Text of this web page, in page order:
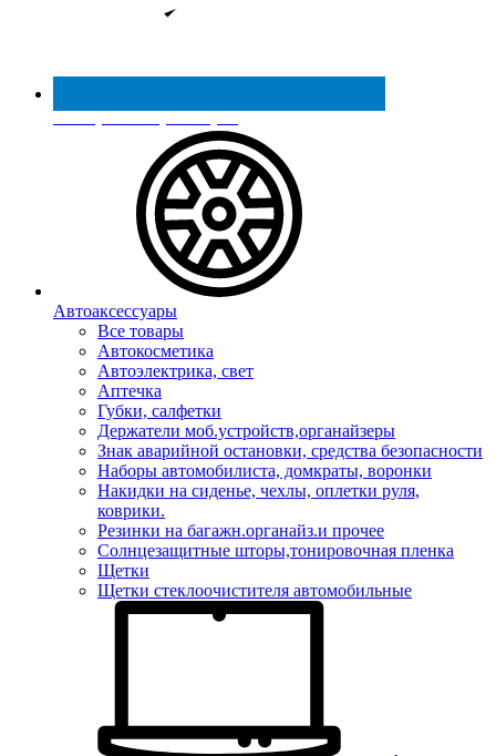
Реестр МинПромТорга
Автоаксессуары
Все товары
Автокосметика
Автоэлектрика, свет
Аптечка
Губки, салфетки
Держатели моб.устройств,органайзеры
Знак аварийной остановки, средства безопасности
Наборы автомобилиста, домкраты, воронки
Накидки на сиденье, чехлы, оплетки руля,
коврики.
Резинки на багажн.органайз.и прочее
Солнцезащитные шторы,тонировочная пленка
Щетки
Щетки стеклоочистителя автомобильные